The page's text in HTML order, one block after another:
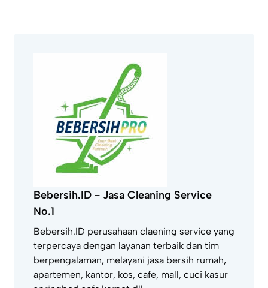
Bebersih.ID - Jasa Cleaning Service
No.1
Bebersih.ID perusahaan claening service yang
terpercaya dengan layanan terbaik dan tim
berpengalaman, melayani jasa bersih rumah,
apartemen, kantor, kos, cafe, mall, cuci kasur